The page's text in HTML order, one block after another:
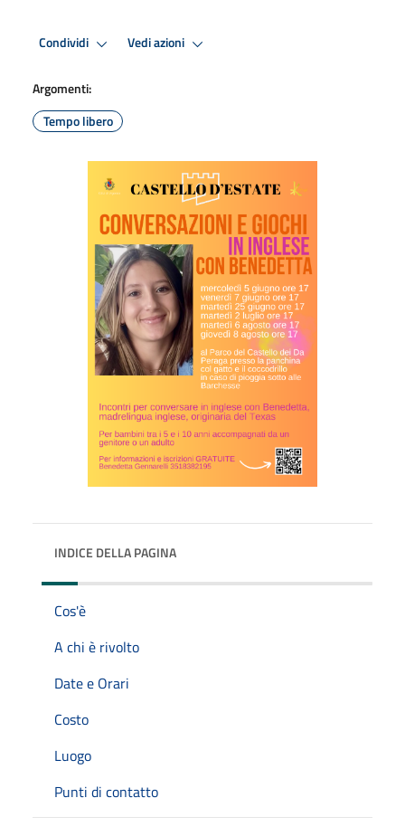
Condividi Vedi azioni
Argomenti:
Tempo libero
INDICE DELLA PAGINA
Cos'è
A chi è rivolto
Date e Orari
Costo
Luogo
Punti di contatto